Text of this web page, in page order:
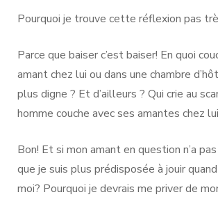
Pourquoi je trouve cette réflexion pas
Parce que baiser c’est baiser! En quoi
amant chez lui ou dans une chambre
plus digne ? Et d’ailleurs ? Qui crie au
homme couche avec ses amantes chez
Bon! Et si mon amant en question n’a
que je suis plus prédisposée à jouir
moi? Pourquoi je devrais me priver de